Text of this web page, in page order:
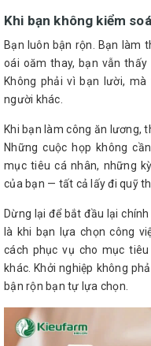
Khi bạn không kiểm
Bạn luôn bận rộn. Bạn làm
oái oăm thay, bạn vẫn
Không phải vì bạn lười,
người khác.
Khi bạn làm công ăn lương,
Những cuộc họp không
mục tiêu cá nhân, những
của bạn — tất cả lấy đi quỹ
Dừng lại để bắt đầu lại
là khi bạn lựa chọn công
cách phục vụ cho mục
khác. Khởi nghiệp không
bận rộn bạn tự lựa chọn.